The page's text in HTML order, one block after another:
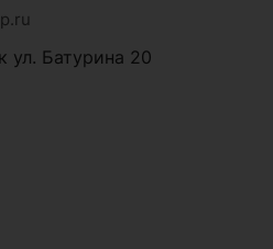
ул. Батурина 20